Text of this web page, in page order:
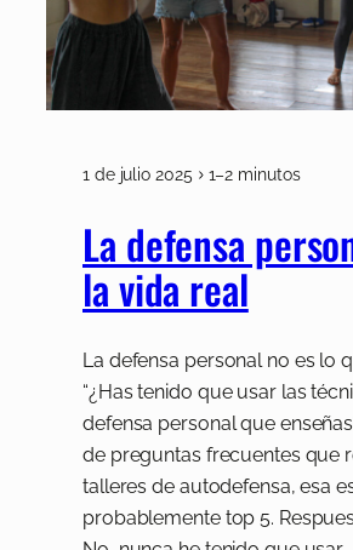
1 de julio 2025 1–2 minutos
La defensa
la vida real
La defensa personal no es lo
“¿Has tenido que usar las
defensa personal que
de preguntas frecuentes que
talleres de autodefensa, esa
probablemente top 5.